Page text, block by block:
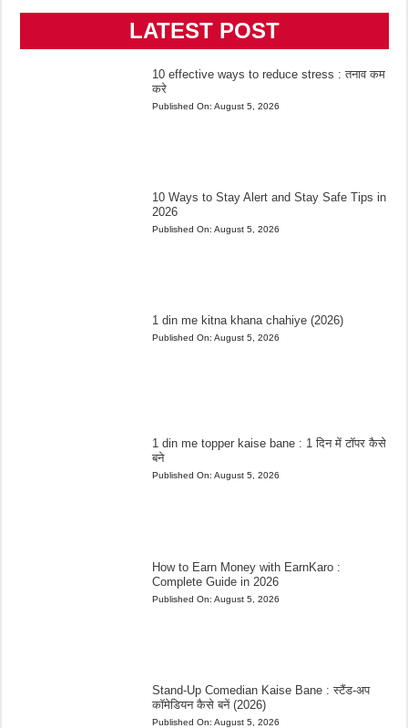
LATEST POST
10 effective ways to reduce stress : तनाव कम
करे
Published On: August 5, 2026
10 Ways to Stay Alert and Stay Safe Tips in
2026
Published On: August 5, 2026
1 din me kitna khana chahiye (2026)
Published On: August 5, 2026
1 din me topper kaise bane : 1 दिन में टॉपर कैसे
बने
Published On: August 5, 2026
How to Earn Money with EarnKaro :
Complete Guide in 2026
Published On: August 5, 2026
Stand-Up Comedian Kaise Bane : स्टैंड-अप
कॉमेडियन कैसे बनें (2026)
Published On: August 5, 2026